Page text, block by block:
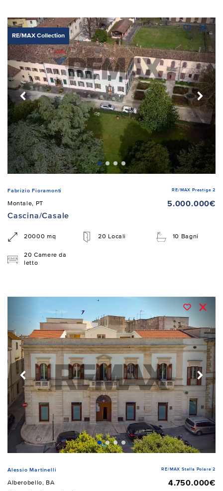
RE/MAX Collection
Fabrizio Fioramonti RE/MAX Prestige 2
Montale, PT
5.000.000€
Cascina/Casale
20000 mq 20 Locali 10 Bagni
20 Camere da
letto
Alessio Martinelli RE/MAX Stella Polare 2
Alberobello, BA
4.750.000€